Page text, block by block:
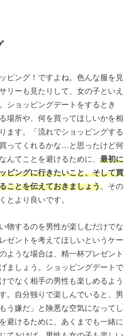
ピング！ですよね。色んな服を見
リーも見たりして、女の子といえ
ショッピングデートをするとき
場所や、何を買ってほしいかを相
ます。「流れでショッピングする
ってくれるかな…と思ったけど何
んてことを避けるために、最初に
ピングに行きたいこと、そして買
ことを伝えておきましょう。その
とより良いです。
物するのを男性が楽しむだけでな
ゼントを考えてほしいというケー
ような場合は、精一杯プレゼント
ましょう。ショッピングデートで
でなく相手の男性も楽しめるよう
。自分独りで楽しんでいると、男
う嫌だ」と険悪な空気になってし
避けるために、あくまでも一緒に